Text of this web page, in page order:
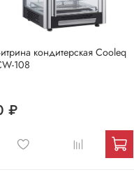
кондитерская Cooleq
108
₽